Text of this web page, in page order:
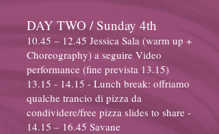
DAY TWO / Sunday 4th
10.45 – 12.45 Jessica Sala (warm up +
Choreography) a seguire Video
performance (fine prevista 13.15)
13.15 - 14.15 - Lunch break: offriamo
qualche trancio di pizza da
condividere/free pizza slides to share -
14.15 – 16.45 Savane